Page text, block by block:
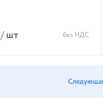
В корзину
/шт без НДС